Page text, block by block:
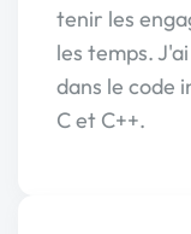
tenir les
les temps.
dans le code
C et C++.